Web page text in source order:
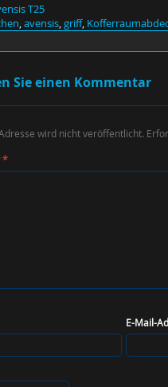
T25
,avensis,griff,
Sie einen Kommentar
wird nicht veröffentlicht.
*
E-Mail-